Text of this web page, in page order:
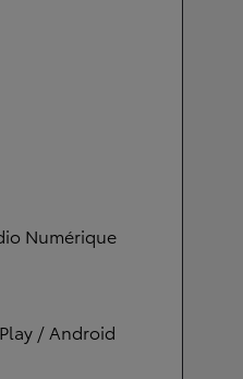
Numérique
/ Android